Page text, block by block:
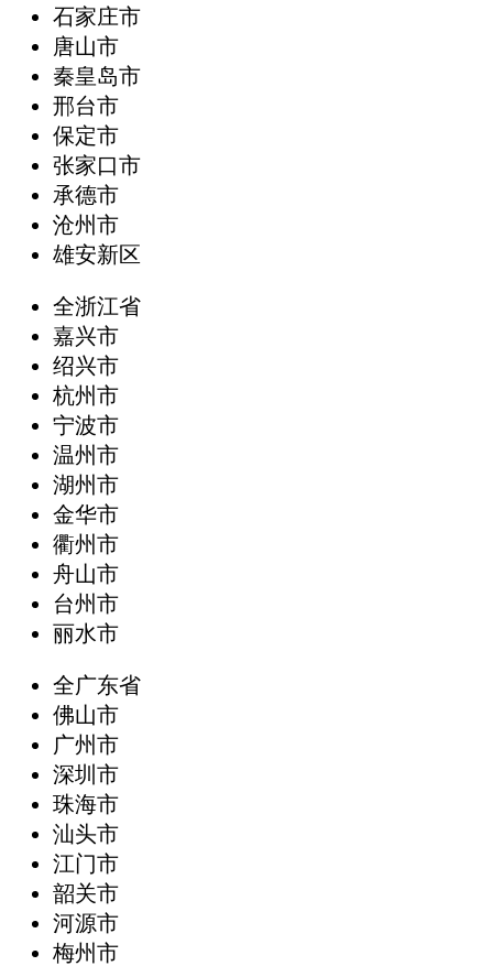
石家庄市
唐山市
秦皇岛市
邢台市
保定市
张家口市
承德市
沧州市
雄安新区
全浙江省
嘉兴市
绍兴市
杭州市
宁波市
温州市
湖州市
金华市
衢州市
舟山市
台州市
丽水市
全广东省
‌佛山市
广州市
深圳市
珠海市
汕头市
江门市
韶关市
河源市
梅州市